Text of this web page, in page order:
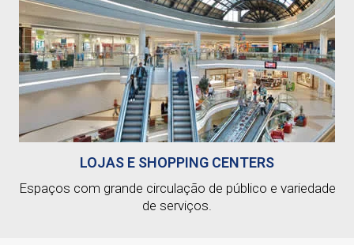
LOJAS E SHOPPING CENTERS
Espaços com grande circulação de público e variedade
de serviços.